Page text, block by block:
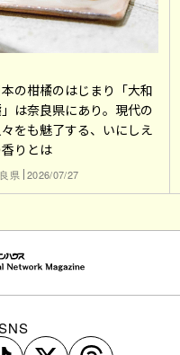
本の柑橘のはじまり「大和
は奈良県にあり。現代の
をも魅了する、いにしえ
りとは
県 2026/07/27